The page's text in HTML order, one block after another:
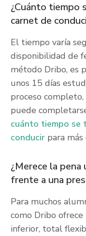
¿Cuánto tiempo
carnet de
El tiempo varía
disponibilidad de
método Dribo, es
unos 15 días
proceso
puede
cuánto tiempo se
conducir para
¿Merece la
frente a una
Para muchos
como Dribo
inferior, total